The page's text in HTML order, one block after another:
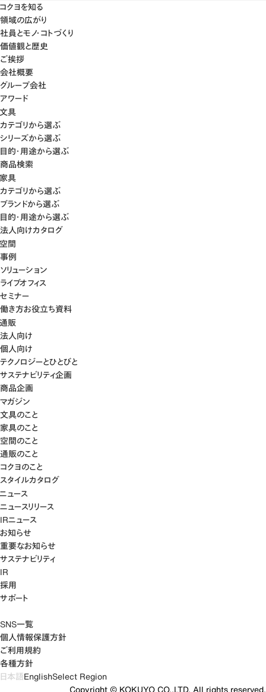
コクヨを知る
領域の広がり
社員とモノ・コトづくり
価値観と歴史
ご挨拶
会社概要
グループ会社
アワード
文具
カテゴリから選ぶ
シリーズから選ぶ
目的・用途から選ぶ
商品検索
家具
カテゴリから選ぶ
ブランドから選ぶ
目的・用途から選ぶ
法人向けカタログ
空間
事例
ソリューション
ライブオフィス
セミナー
働き方お役立ち資料
通販
法人向け
個人向け
テクノロジーとひとびと
サステナビリティ企画
商品企画
マガジン
文具のこと
家具のこと
空間のこと
通販のこと
コクヨのこと
スタイルカタログ
ニュース
ニュースリリース
IRニュース
お知らせ
重要なお知らせ
サステナビリティ
IR
採用
サポート
SNS一覧
個人情報保護方針
ご利用規約
各種方針
日本語EnglishSelect Region